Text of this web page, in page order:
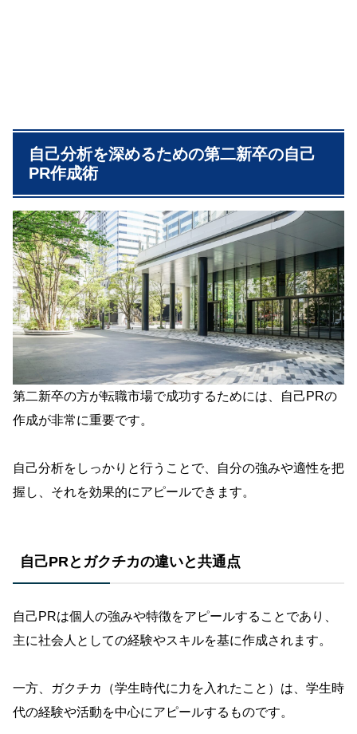
自己分析を深めるための第二新卒の自己
PR作成術
第二新卒の方が転職市場で成功するためには、自己PRの
作成が非常に重要です。
自己分析をしっかりと行うことで、自分の強みや適性を把
握し、それを効果的にアピールできます。
自己PRとガクチカの違いと共通点
自己PRは個人の強みや特徴をアピールすることであり、
主に社会人としての経験やスキルを基に作成されます。
一方、ガクチカ（学生時代に力を入れたこと）は、学生時
代の経験や活動を中心にアピールするものです。